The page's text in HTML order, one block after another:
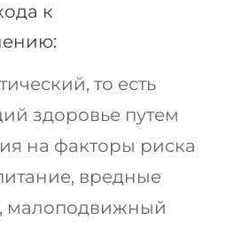
к
то есть
здоровье путем
на факторы риска
вредные
малоподвижный